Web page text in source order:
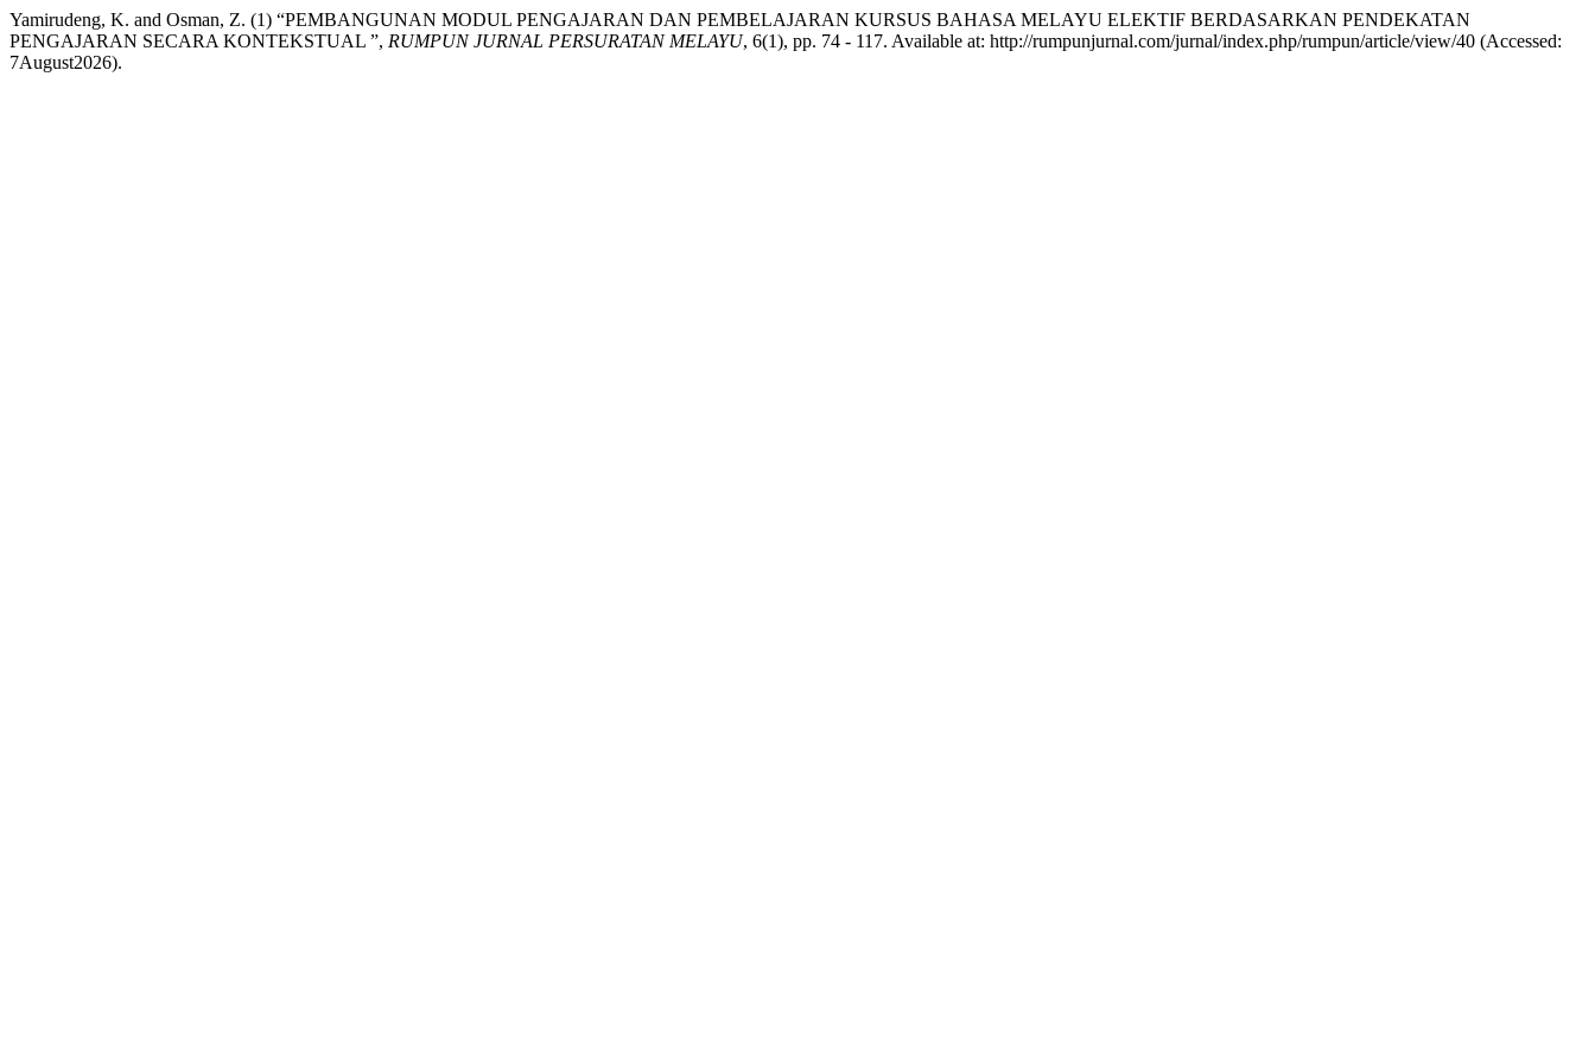
Yamirudeng, K. and Osman, Z. (1) “PEMBANGUNAN MODUL PENGAJARAN DAN PEMBELAJARAN KURSUS BAHASA MELAYU ELEKTIF BERDASARKAN PENDEKATAN
PENGAJARAN SECARA KONTEKSTUAL ”, RUMPUN JURNAL PERSURATAN MELAYU, 6(1), pp. 74 - 117. Available at: http://rumpunjurnal.com/jurnal/index.php/rumpun/article/view/40 (Accessed:
7August2026).